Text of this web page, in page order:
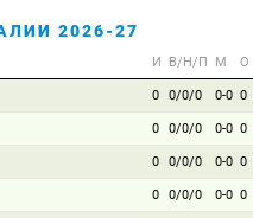
2026-27
И В/Н/П М О
0 0/0/0 0-0 0
0 0/0/0 0-0 0
0 0/0/0 0-0 0
0 0/0/0 0-0 0